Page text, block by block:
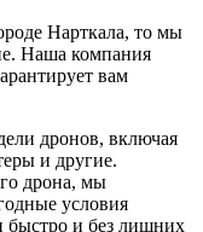
Нарткала, то мы
Наша компания
вам
дронов, включая
и другие.
дрона, мы
условия
быстро и без лишних